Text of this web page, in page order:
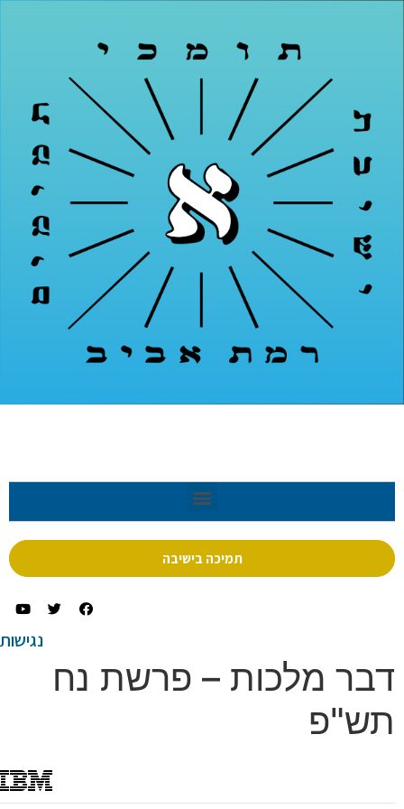
תמיכה בישיבה
נגישות
מלכות – פרשת נח